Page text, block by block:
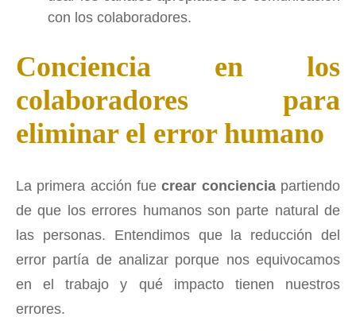
con los colaboradores.
Conciencia en los
colaboradores para
eliminar el error humano
La primera acción fuecrear concienciapartiendo
de que los errores humanos son parte natural de
las personas. Entendimos que la reducción del
error partía de analizar porque nos equivocamos
en el trabajo y qué impacto tienen nuestros
errores.